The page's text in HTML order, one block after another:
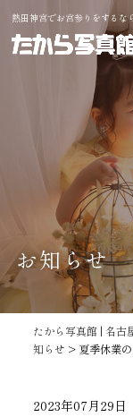
熱田神宮でお宮参りをするな
お知らせ
たから写真館 | 名古
知らせ > 夏季休業
2023年07月29日